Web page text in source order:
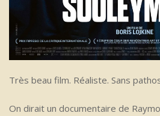
Très beau film. Réaliste. Sans
On dirait un documentaire de